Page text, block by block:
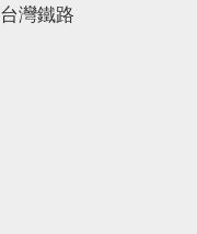
台灣鐵路